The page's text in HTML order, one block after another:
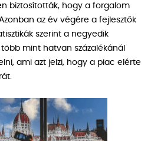
biztosították, hogy a forgalom
az év végére a fejlesztők
szerint a negyedik
mint hatvan százalékánál
ami azt jelzi, hogy a piac elérte